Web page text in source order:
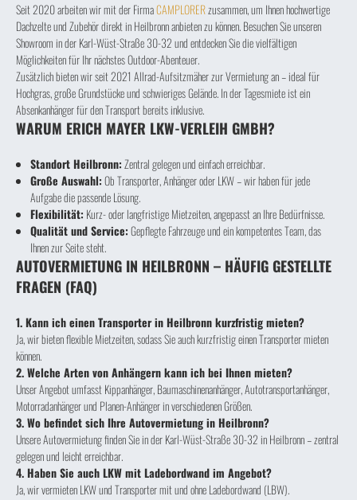
Seit 2020 arbeiten wir mit der FirmaCAMPLORERzusammen, um Ihnen hochwertige
Dachzelte und Zubehör direkt in Heilbronn anbieten zu können. Besuchen Sie unseren
Showroom in der Karl-Wüst-Straße 30-32 und entdecken Sie die vielfältigen
Möglichkeiten für Ihr nächstes Outdoor-Abenteuer.
Zusätzlich bieten wir seit 2021 Allrad-Aufsitzmäher zur Vermietung an – ideal für
Hochgras, große Grundstücke und schwieriges Gelände. In der Tagesmiete ist ein
Absenkanhänger für den Transport bereits inklusive.
WARUM ERICH MAYER LKW-VERLEIH GMBH?
Standort Heilbronn:Zentral gelegen und einfach erreichbar.
Große Auswahl:Ob Transporter, Anhänger oder LKW – wir haben für jede
Aufgabe die passende Lösung.
Flexibilität: Kurz- oder langfristige Mietzeiten, angepasst an Ihre Bedürfnisse.
Qualität und Service:Gepflegte Fahrzeuge und ein kompetentes Team, das
Ihnen zur Seite steht.
AUTOVERMIETUNG IN HEILBRONN – HÄUFIG GESTELLTE
FRAGEN (FAQ)
1. Kann ich einen Transporter in Heilbronn kurzfristig mieten?
Ja, wir bieten flexible Mietzeiten, sodass Sie auch kurzfristig einen Transporter mieten
können.
2. Welche Arten von Anhängern kann ich bei Ihnen mieten?
Unser Angebot umfasst Kippanhänger, Baumaschinenanhänger, Autotransportanhänger,
Motorradanhänger und Planen-Anhänger in verschiedenen Größen.
3. Wo befindet sich Ihre Autovermietung in Heilbronn?
Unsere Autovermietung finden Sie in der Karl-Wüst-Straße 30-32 in Heilbronn – zentral
gelegen und leicht erreichbar.
4. Haben Sie auch LKW mit Ladebordwand im Angebot?
Ja, wir vermieten LKW und Transporter mit und ohne Ladebordwand (LBW).